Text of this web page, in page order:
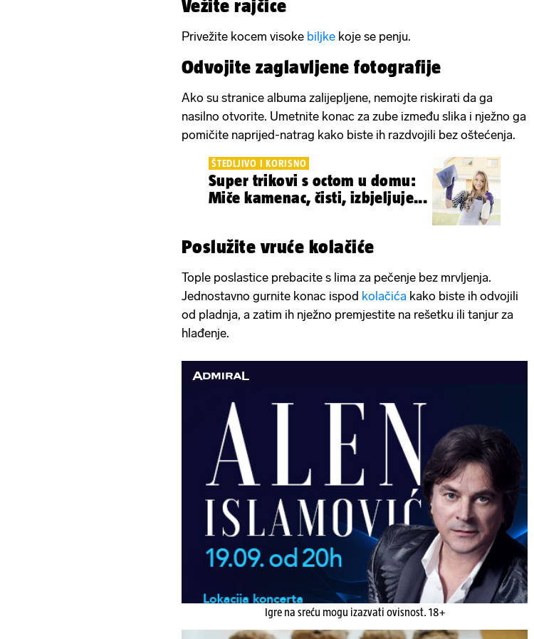
Vežite rajčice
Privežite kocem visoke biljke koje se penju.
Odvojite zaglavljene fotografije
Ako su stranice albuma zalijepljene, nemojte riskirati da ga
nasilno otvorite. Umetnite konac za zube između slika i nježno ga
pomičite naprijed-natrag kako biste ih razdvojili bez oštećenja.
ŠTEDLJIVO I KORISNO
Super trikovi s octom u domu:
Miče kamenac, čisti, izbjeljuje...
Poslužite vruće kolačiće
Tople poslastice prebacite s lima za pečenje bez mrvljenja.
Jednostavno gurnite konac ispod kolačića kako biste ih odvojili
od pladnja, a zatim ih nježno premjestite na rešetku ili tanjur za
hlađenje.
Igre na sreću mogu izazvati ovisnost. 18+